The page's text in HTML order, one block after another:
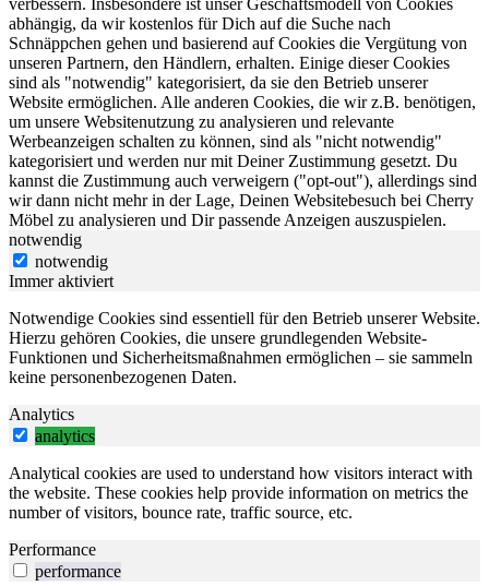
verbessern. Insbesondere ist unser Geschäftsmodell von Cookies
abhängig, da wir kostenlos für Dich auf die Suche nach
Schnäppchen gehen und basierend auf Cookies die Vergütung von
unseren Partnern, den Händlern, erhalten. Einige dieser Cookies
sind als "notwendig" kategorisiert, da sie den Betrieb unserer
Website ermöglichen. Alle anderen Cookies, die wir z.B. benötigen,
um unsere Websitenutzung zu analysieren und relevante
Werbeanzeigen schalten zu können, sind als "nicht notwendig"
kategorisiert und werden nur mit Deiner Zustimmung gesetzt. Du
kannst die Zustimmung auch verweigern ("opt-out"), allerdings sind
wir dann nicht mehr in der Lage, Deinen Websitebesuch bei Cherry
Möbel zu analysieren und Dir passende Anzeigen auszuspielen.
notwendig
notwendig
Immer aktiviert
Notwendige Cookies sind essentiell für den Betrieb unserer Website.
Hierzu gehören Cookies, die unsere grundlegenden Website-
Funktionen und Sicherheitsmaßnahmen ermöglichen – sie sammeln
keine personenbezogenen Daten.
Analytics
analytics
Analytical cookies are used to understand how visitors interact with
the website. These cookies help provide information on metrics the
number of visitors, bounce rate, traffic source, etc.
Performance
performance